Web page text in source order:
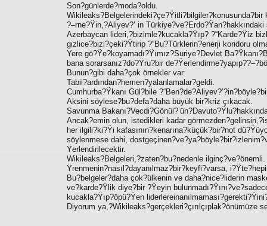
Son?günlerde?moda?oldu.
?–rne?Ÿin,?Aliyev?’ in
Azerbaycan lideri,?bizimle?kucakla?Ÿıp? ?“Karde?Ÿiz
gizlice?bizi?çeki?Ÿtirip ?“Bu?Türklerin?enerji koridoru
Yere gö?Ÿe?koyamadı?Ÿımız?Suriye?Devlet
bana sorarsanız?do?Ÿru?bir
Bunun?gibi daha?çok örnekler var.
Tabii?ardından?hemen?yalanlamalar?geldi.
Cumhurba?Ÿkanı Gül?bile
Aksini söylese?bu?defa?daha büyük bir?kriz çıkacak.
Savunma
Ancak?emin olun, istedikleri kadar
her ilgili?ki?Ÿi kafasının?kenarına?küçük?bir?not
söylenmese dahi,
Ÿerlendirilecektir.
Wikileaks?Belgeleri,?zaten?bu?nedenle
Ÿrenmenin?nasıl?dayanılmaz?bir?keyfi?varsa,
Bu?belgeler?daha çok?ülkenin ve daha?nice?liderin
ve?karde?Ÿlik diye?bir ?Ÿeyin
kucakla?Ÿıp?öpü?Ÿen
Diyorum ya,?Wikileaks?gerçekleri?çırılçıplak?önümüze